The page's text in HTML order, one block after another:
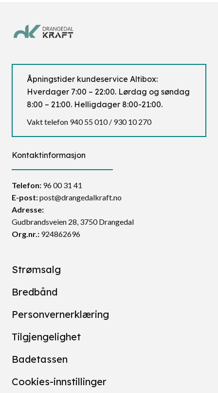
Åpningstider kundeservice Altibox:
Hverdager 7:00 – 22:00. Lørdag og søndag
8:00 – 21:00. Helligdager 8:00-21:00.
Vakt telefon 940 55 010 / 930 10 270
Kontaktinformasjon
Telefon: 96 00 31 41
E-post:post@drangedalkraft.no
Adresse:
Gudbrandsveien 28, 3750 Drangedal
Org.nr.: 924862696
Strømsalg
Bredbånd
Personvernerklæring
Tilgjengelighet
Badetassen
Cookies-innstillinger